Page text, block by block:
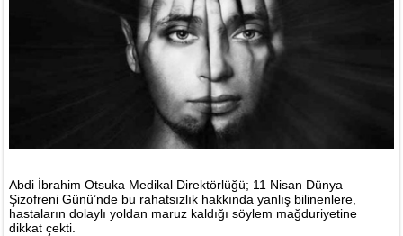
Abdi İbrahim Otsuka Medikal Direktörlüğü; 11 Nisan Dünya
Şizofreni Günü’nde bu rahatsızlık hakkında yanlış bilinenlere,
hastaların dolaylı yoldan maruz kaldığı söylem mağduriyetine
dikkat çekti.